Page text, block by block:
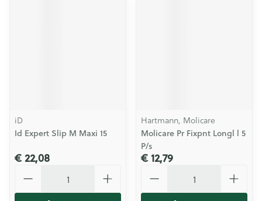
iD
Id Expert Slip M Maxi 15
€ 22,08
Hartmann, Molicare
Molicare Pr Fixpnt Longl l 5
P/s
€ 12,79